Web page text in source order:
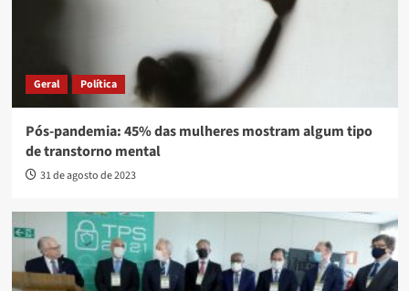
Geral Política
Pós-pandemia: 45% das mulheres mostram algum tipo
de transtorno mental
31 de agosto de 2023